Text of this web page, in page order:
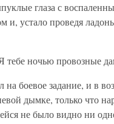
глаза с
и, устало проведя
ночью провозные
боевое задание, и в
дымке, только что
не было видно ни